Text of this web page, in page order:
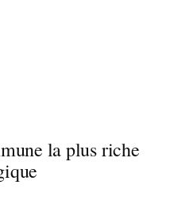
la plus riche
sur le code postal